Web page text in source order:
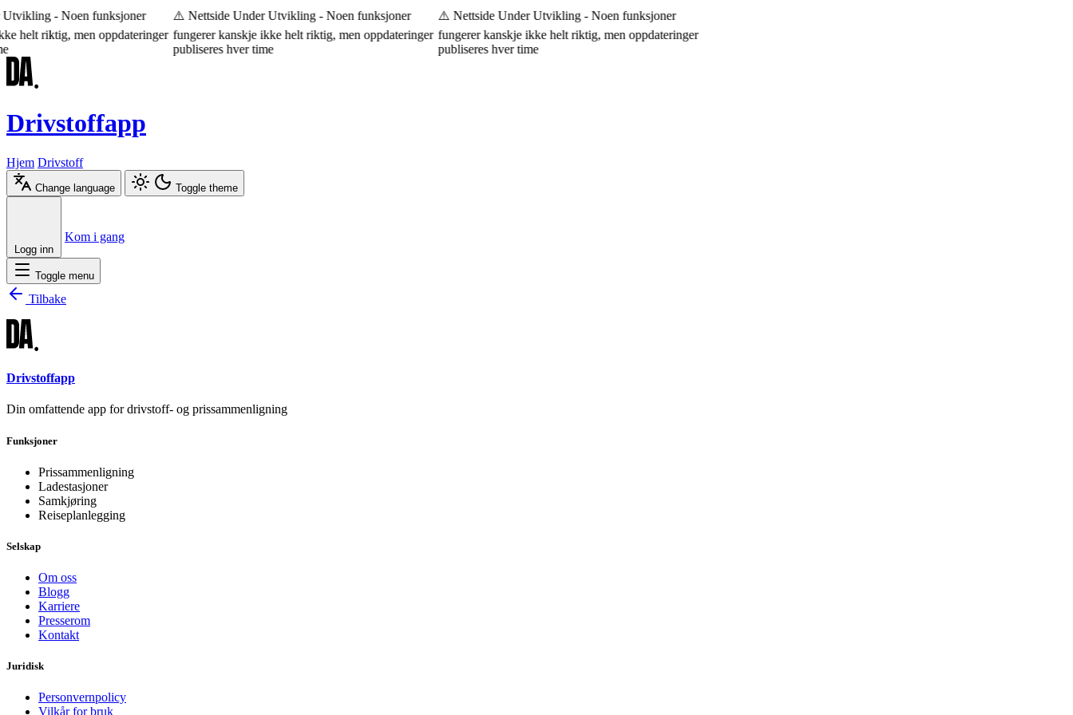
- Noen funksjoner
helt riktig, men oppdateringer
⚠️ Nettside Under Utvikling - Noen funksjoner
fungerer kanskje ikke helt riktig, men oppdateringer
publiseres hver time
⚠️ Nettside Under Utvikling - Noen funksjoner
fungerer kanskje ikke helt riktig, men oppdateringer
publiseres hver time
Drivstoffapp
Hjem Drivstoff
Change language Toggle theme
Logg inn
Kom i gang
Toggle menu
Tilbake
Drivstoffapp
Din omfattende app for drivstoff- og prissammenligning
Funksjoner
Prissammenligning
Ladestasjoner
Samkjøring
Reiseplanlegging
Selskap
Om oss
Blogg
Karriere
Presserom
Kontakt
Juridisk
Personvernpolicy
Vilkår for bruk